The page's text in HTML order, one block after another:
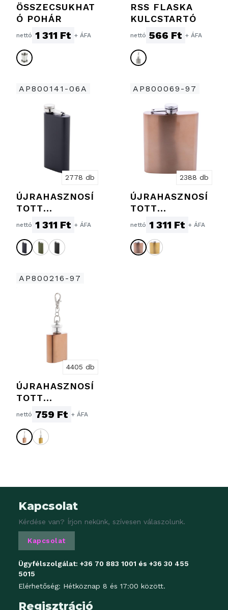
ÖSSZECSUKHAT
Ó POHÁR
nettó 1 311 Ft + ÁFA
RSS FLASKA
KULCSTARTÓ
nettó 566 Ft + ÁFA
AP800141-06A
2778 db
ÚJRAHASZNOSÍ
TOTT
ROZSDAMENTE
S ACÉL FLASKA
nettó 1 311 Ft + ÁFA
AP800069-97
2388 db
ÚJRAHASZNOSÍ
TOTT
ROZSDAMENTE
S ACÉL FLASKA
nettó 1 311 Ft + ÁFA
AP800216-97
4405 db
ÚJRAHASZNOSÍ
TOTT
ROZSDAMENTE
S ACÉL FLASKA
KULCSTARTÓVA
L
nettó 759 Ft + ÁFA
Kapcsolat
Kérdése van? Írjon nekünk, szívesen válaszolunk.
Kapcsolat
Ügyfélszolgálat: +36 70 883 1001 és +36 30 455
5015
Elérhetőség: Hétköznap 8 és 17:00 között.
Regisztráció